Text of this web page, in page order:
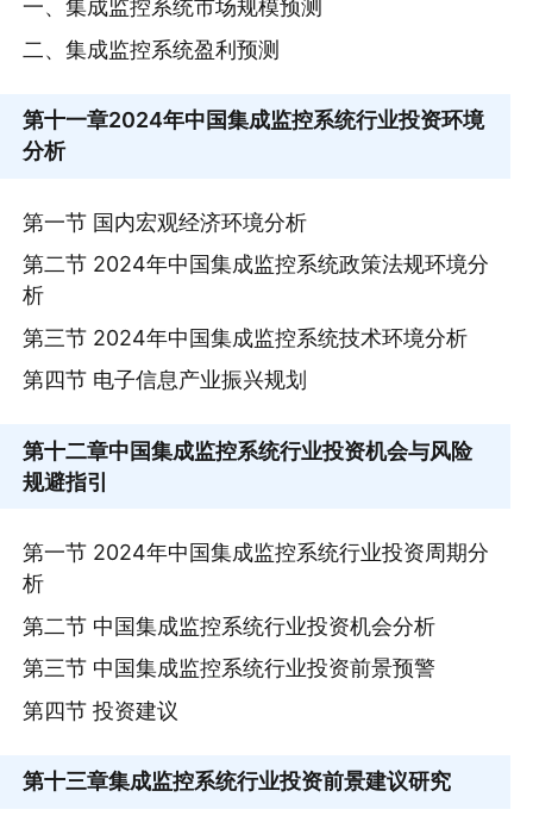
一、集成监控系统市场规模预测
二、集成监控系统盈利预测
第十一章2024年中国集成监控系统行业投资环境
分析
第一节 国内宏观经济环境分析
第二节 2024年中国集成监控系统政策法规环境分
析
第三节 2024年中国集成监控系统技术环境分析
第四节 电子信息产业振兴规划
第十二章中国集成监控系统行业投资机会与风险
规避指引
第一节 2024年中国集成监控系统行业投资周期分
析
第二节 中国集成监控系统行业投资机会分析
第三节 中国集成监控系统行业投资前景预警
第四节 投资建议
第十三章集成监控系统行业投资前景建议研究